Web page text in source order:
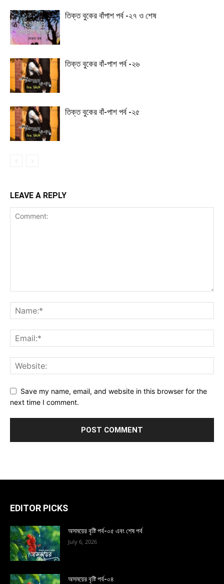
তিক্ত বুকের বাঁপাশ পর্ব -২৭ ও শেষ
তিক্ত বুকের বাঁ-পাশ পর্ব -২৬
তিক্ত বুকের বাঁ-পাশ পর্ব -২৫
LEAVE A REPLY
Save my name, email, and website in this browser for the
next time I comment.
EDITOR PICKS
অসময়ের বৃষ্টি পর্ব-০৫ এবং শেষ পর্ব
July 6, 2026
অসময়ের বৃষ্টি পর্ব-০৪